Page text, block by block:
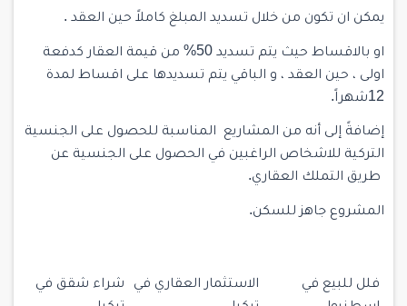
يمكن ان تكون من خلال تسديد المبلغ كاملاً حين العقد .
او بالاقساط حيث يتم تسديد 50% من قيمة العقار كدفعة
اولى ، حين العقد ، و الباقي يتم تسديدها على اقساط لمدة
12شهراً.
إضافةً إلى أنه من المشاريع المناسبة للحصول على الجنسية
التركية للاشخاص الراغبين في الحصول على الجنسية عن
طريق التملك العقاري.
المشروع جاهز للسكن.
فلل للبيع في
الاستثمار العقاري في
شراء شقق في